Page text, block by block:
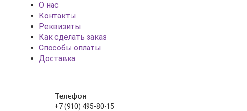
О нас
Контакты
Реквизиты
Как сделать заказ
Способы оплаты
Доставка
Телефон
+7 (910) 495-80-15